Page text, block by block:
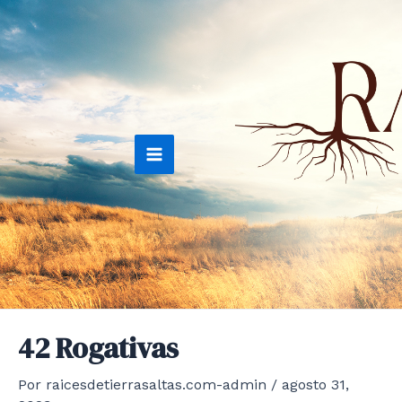
Ir
al
contenido
Main
Menu
42 Rogativas
Por raicesdetierrasaltas.com-admin / agosto 31,